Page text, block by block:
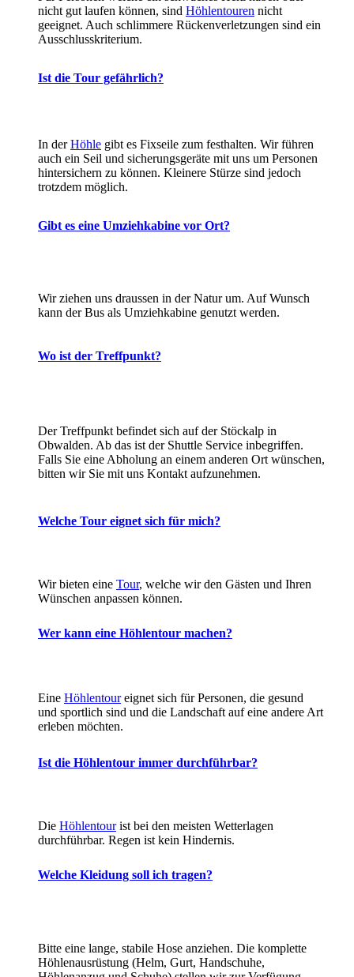
nicht gut laufen können, sind Höhlentouren nicht
geeignet. Auch schlimmere Rückenverletzungen sind ein
Ausschlusskriterium.
Ist die Tour gefährlich?
In derHöhle gibt es Fixseile zum festhalten. Wir führen
auch ein Seil und sicherungsgeräte mit uns um Personen
hintersichern zu können. Kleinere Stürze sind jedoch
trotzdem möglich.
Gibt es eine Umziehkabine vor Ort?
Wir ziehen uns draussen in der Natur um. Auf Wunsch
kann der Bus als Umziehkabine genutzt werden.
Wo ist der Treffpunkt?
Der Treffpunkt befindet sich auf der Stöckalp in
Obwalden. Ab das ist der Shuttle Service inbegriffen.
Falls Sie eine Abholung an einem anderen Ort wünschen,
bitten wir Sie mit uns Kontakt aufzunehmen.
Welche Tour eignet sich für mich?
Wir bieten eine Tour, welche wir den Gästen und Ihren
Wünschen anpassen können.
Wer kann eine Höhlentour machen?
Eine Höhlentoureignet sich für Personen, die gesund
und sportlich sind und die Landschaft auf eine andere Art
erleben möchten.
Ist die Höhlentour immer durchführbar?
Die Höhlentourist bei den meisten Wetterlagen
durchführbar. Regen ist kein Hindernis.
Welche Kleidung soll ich tragen?
Bitte eine lange, stabile Hose anziehen. Die komplette
Höhlenausrüstung (Helm, Gurt, Handschuhe,